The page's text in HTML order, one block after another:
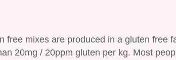
free mixes are produced in a gluten free
20mg / 20ppm gluten per kg. Most